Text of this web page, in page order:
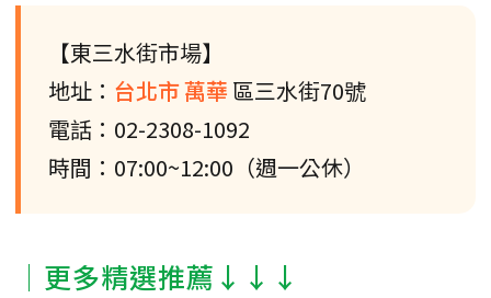
【東三水街市場】
地址： 台北市萬華 區三水街70號
電話：02-2308-1092
時間：07:00~12:00（週一公休）
│更多精選推薦↓↓↓